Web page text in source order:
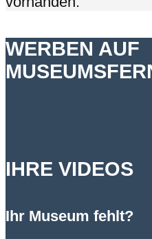
WERBEN AUF
IHRE VIDEOS
Ihr Museum fehlt?